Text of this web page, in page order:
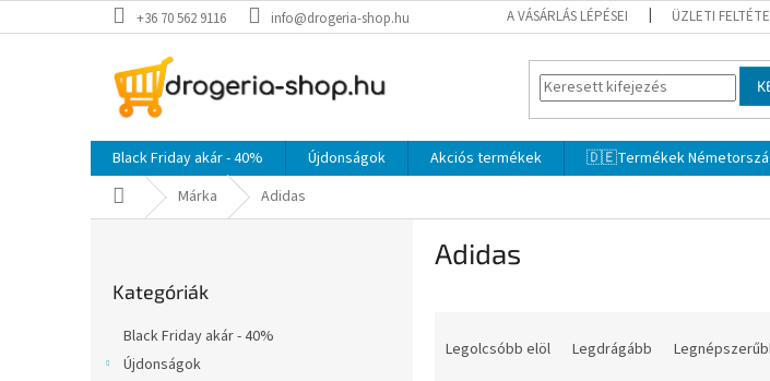
a
+36 70 562 9116 info@drogeria-shop.hu A VÁSÁRLÁS LÉPÉSEI ÜZLETI
Black Friday akár - 40% Újdonságok Akciós termékek 🇩🇪Termékek
KezdőlapMárka Adidas
átugrása
Kategóriák
Black Friday akár - 40%
Újdonságok
Adidas
Legolcsóbb elöl Legdrágább